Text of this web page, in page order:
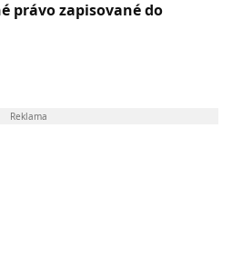
právo zapisované do
Reklama